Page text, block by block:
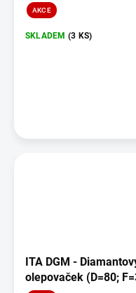
AKCE
SKLADEM (3 KS)
ITA DGM -
olepovaček (D=80;